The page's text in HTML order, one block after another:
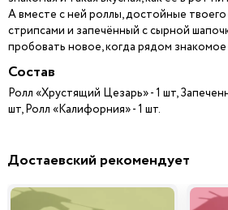
А вместе с ней роллы, достойные
стрипсами и запечённый с сырной
пробовать новое, когда рядом
Состав
Ролл «Хрустящий Цезарь» - 1 шт,
шт, Ролл «Калифорния» - 1 шт.
Достаевский рекомендует